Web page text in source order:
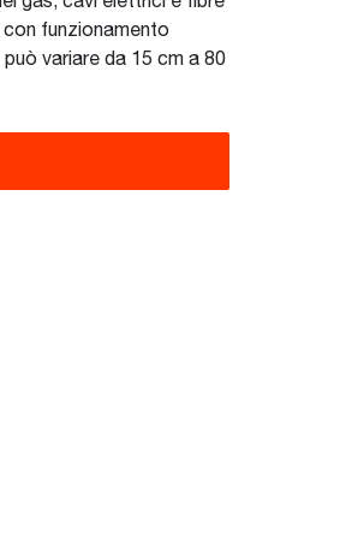
funzionamento
variare da 15 cm a 80